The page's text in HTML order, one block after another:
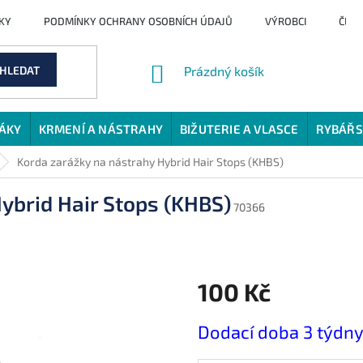
PODMÍNKY OCHRANY OSOBNÍCH ÚDAJŮ VÝROBCI
NÁKUPNÍ
Prázdný košík
KRMENÍ A NÁSTRAHY BIŽUTERIE A VLASCE
Korda zarážky na nástrahy Hybrid Hair Stops (KHBS)
Hair Stops (KHBS)70366
100 Kč
cena:
Dodací doba 3